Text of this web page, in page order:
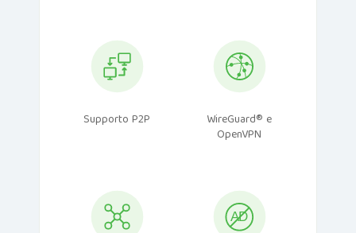
Supporto P2P WireGuard® e
OpenVPN